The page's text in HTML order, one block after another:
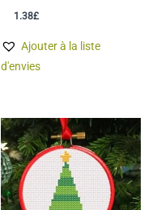
1.38£
Ajouter à la liste
d'envies